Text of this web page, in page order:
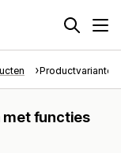
Productvarianten
met functies